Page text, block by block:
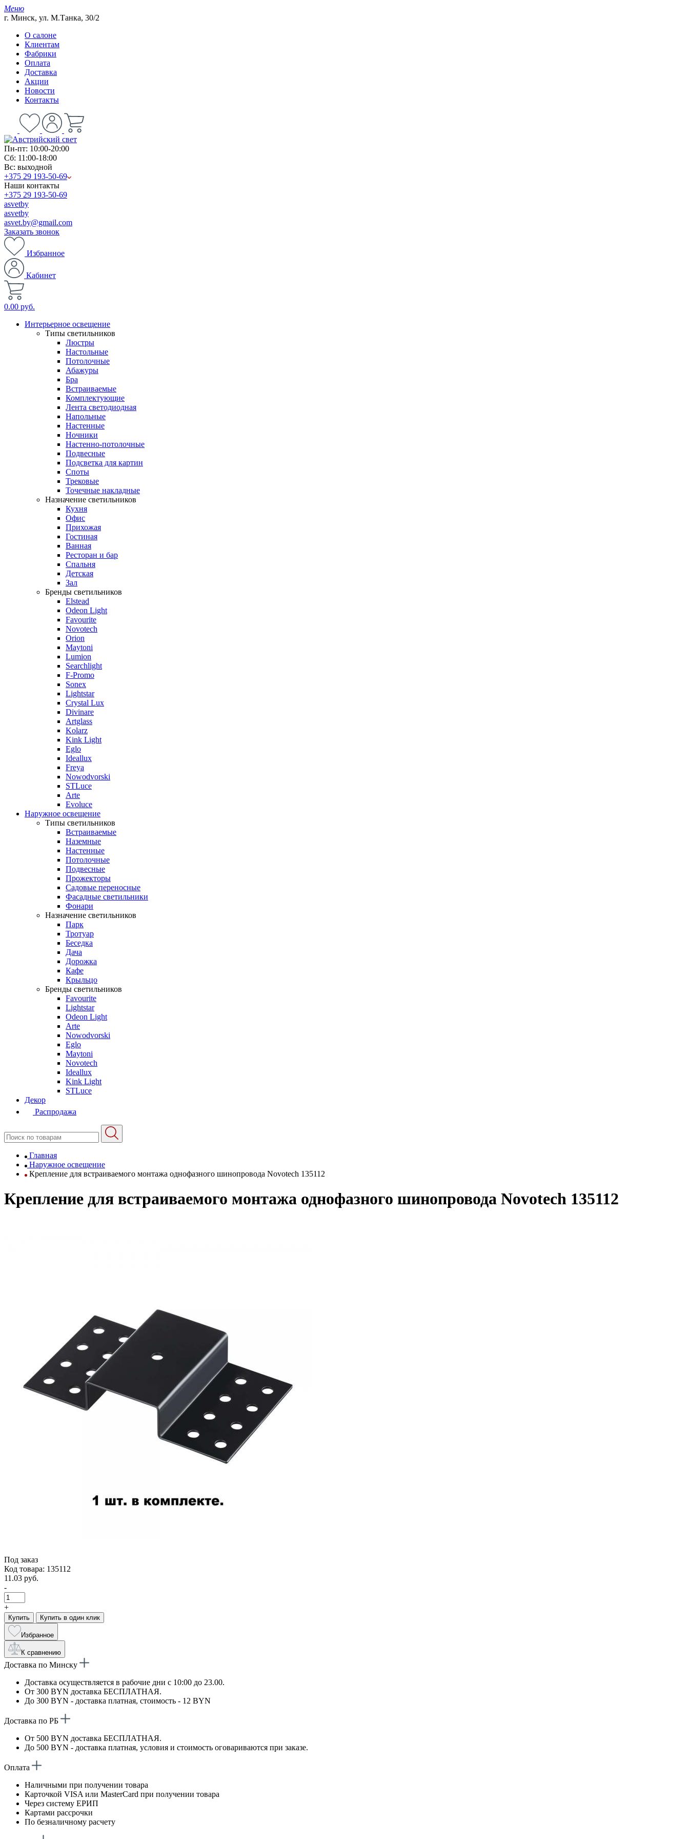
Меню
г. Минск, ул. М.Танка, 30/2
О салоне
Клиентам
Фабрики
Оплата
Доставка
Акции
Новости
Контакты
Пн-пт: 10:00-20:00
Сб: 11:00-18:00
Вс: выходной
+375 29 193-50-69
Наши контакты
+375 29 193-50-69
asvetby
asvetby
asvet.by@gmail.com
Заказать звонок
Избранное
Кабинет
0.00 руб.
Интерьерное освещение
Типы светильников
Люстры
Настольные
Потолочные
Абажуры
Бра
Встраиваемые
Комплектующие
Лента светодиодная
Напольные
Настенные
Ночники
Настенно-потолочные
Подвесные
Подсветка для картин
Споты
Трековые
Точечные накладные
Назначение светильников
Кухня
Офис
Прихожая
Гостиная
Ванная
Ресторан и бар
Спальня
Детская
Зал
Бренды светильников
Elstead
Odeon Light
Favourite
Novotech
Orion
Maytoni
Lumion
Searchlight
F-Promo
Sonex
Lightstar
Crystal Lux
Divinare
Artglass
Kolarz
Kink Light
Eglo
Ideallux
Freya
Nowodvorski
STLuce
Arte
Evoluce
Наружное освещение
Типы светильников
Встраиваемые
Наземные
Настенные
Потолочные
Подвесные
Прожекторы
Садовые переносные
Фасадные светильники
Фонари
Назначение светильников
Парк
Тротуар
Беседка
Дача
Дорожка
Кафе
Крыльцо
Бренды светильников
Favourite
Lightstar
Odeon Light
Arte
Nowodvorski
Eglo
Maytoni
Novotech
Ideallux
Kink Light
STLuce
Декор
Распродажа
Главная
Наружное освещение
Крепление для встраиваемого монтажа однофазного шинопровода Novotech 135112
Крепление для встраиваемого монтажа однофазного шинопровода Novotech 135112
Под заказ
Код товара: 135112
11.03 руб.
-
+
Купить Купить в один клик
Избранное
К сравнению
Доставка по Минску
Доставка осуществляется в рабочие дни с 10:00 до 23.00.
От 300 BYN доставка БЕСПЛАТНАЯ.
До 300 BYN - доставка платная, стоимость - 12 BYN
Доставка по РБ
От 500 BYN доставка БЕСПЛАТНАЯ.
До 500 BYN - доставка платная, условия и стоимость оговариваются при заказе.
Оплата
Наличными при получении товара
Карточкой VISA или MasterCard при получении товара
Через систему ЕРИП
Картами рассрочки
По безналичному расчету